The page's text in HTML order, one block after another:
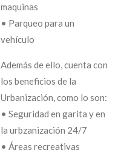
maquinas
• Parqueo para un
vehículo
Además de ello, cuenta con
los beneficios de la
Urbanización, como lo son:
• Seguridad en garita y en
la urbzanización 24/7
• Áreas recreativas